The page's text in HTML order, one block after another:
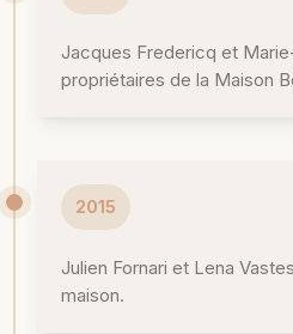
Jacques Fredericq et
propriétaires de la Maison
2015
Julien Fornari et Lena
maison.